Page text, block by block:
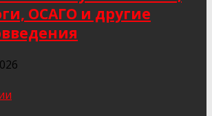
ОСАГО и другие